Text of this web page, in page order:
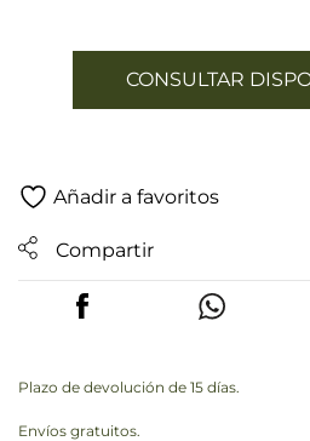
CONSULTAR
Añadir a favoritos
Compartir
Plazo de devolución de 15 días.
Envíos gratuitos.